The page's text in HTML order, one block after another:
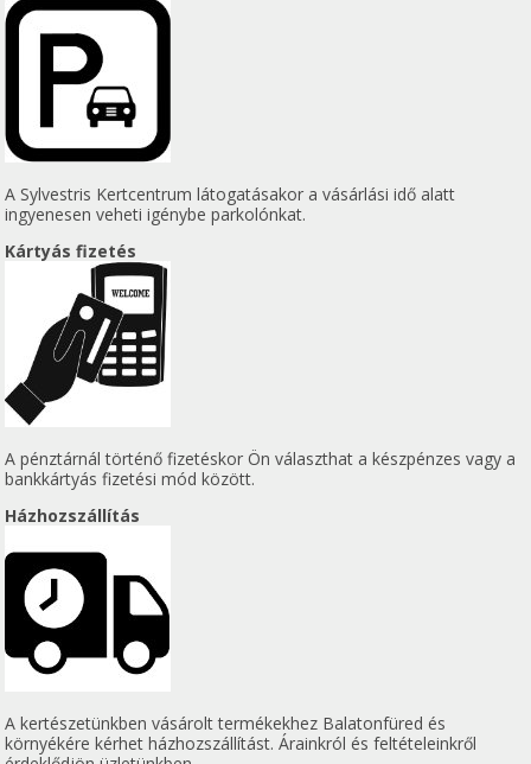
A Sylvestris Kertcentrum látogatásakor a vásárlási idő alatt
ingyenesen veheti igénybe parkolónkat.
Kártyás fizetés
A pénztárnál történő fizetéskor Ön választhat a készpénzes vagy a
bankkártyás fizetési mód között.
Házhozszállítás
A kertészetünkben vásárolt termékekhez Balatonfüred és
környékére kérhet házhozszállítást. Árainkról és feltételeinkről